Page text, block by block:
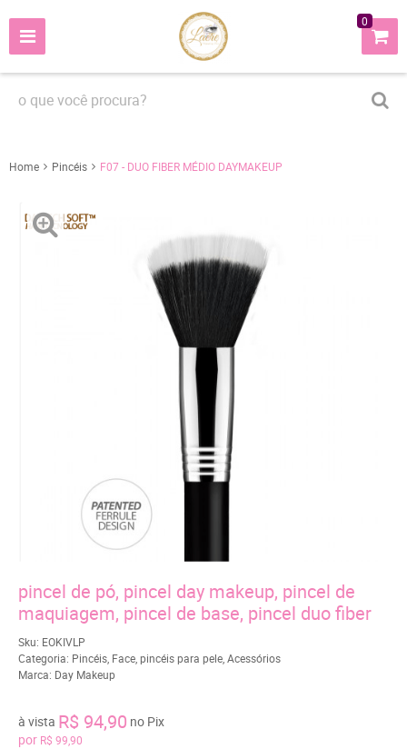
0
Home Pincéis F07 - DUO FIBER MÉDIO DAYMAKEUP
pincel de pó, pincel day makeup, pincel de
maquiagem, pincel de base, pincel duo fiber
Sku: EOKIVLP
Categoria: Pincéis Face pincéis para pele Acessórios
Marca: Day Makeup
por R$ 99,90
à vista R$ 94,90 no Pix